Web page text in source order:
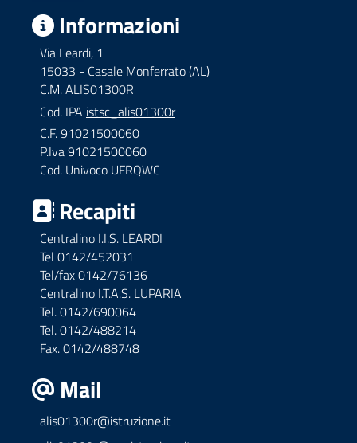
Informazioni
Via Leardi, 1
15033 - Casale Monferrato (AL)
C.M. ALIS01300R
Cod. IPA istsc_alis01300r
C.F. 91021500060
P.Iva 91021500060
Cod. Univoco UFRQWC
Recapiti
Centralino I.I.S. LEARDI
Tel 0142/452031
Tel/fax 0142/76136
Centralino I.T.A.S. LUPARIA
Tel. 0142/690064
Tel. 0142/488214
Fax. 0142/488748
Mail
alis01300r@istruzione.it